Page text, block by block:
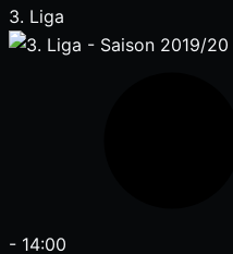
3. Liga
- 14:00